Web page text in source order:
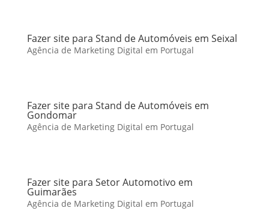
Fazer site para Stand de Automóveis em Seixal
Agência de Marketing Digital em Portugal
Fazer site para Stand de Automóveis em
Gondomar
Agência de Marketing Digital em Portugal
Fazer site para Setor Automotivo em
Guimarães
Agência de Marketing Digital em Portugal